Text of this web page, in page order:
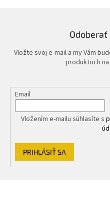
Vložte svoj e-mail a my Vám
produktoch
Email
Vložením e-mailu súhlasíte s
PRIHLÁSIŤ SA